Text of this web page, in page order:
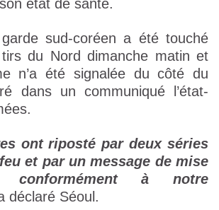
état de santé.
sud-coréen a été touché
du Nord dimanche matin et
n’a été signalée du côté du
dans un communiqué l’état-
ont riposté par deux séries
et par un message de mise
conformément à notre
déclaré Séoul.